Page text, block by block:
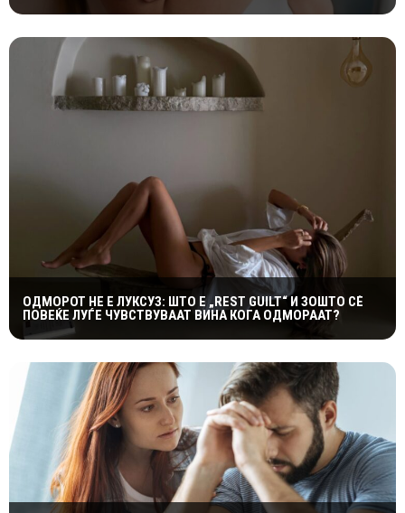
ОДМОРОТ НЕ Е ЛУКСУЗ: ШТО Е „REST GUILT“ И ЗОШТО СÈ
ПОВЕЌЕ ЛУЃЕ ЧУВСТВУВААТ ВИНА КОГА ОДМОРААТ?